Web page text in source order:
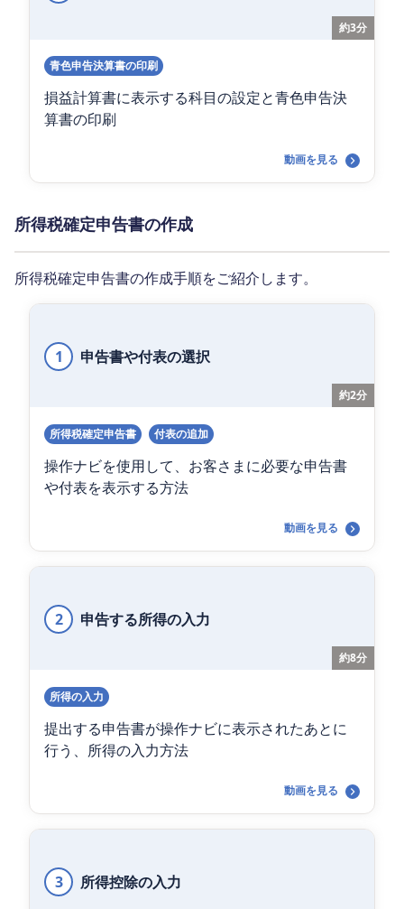
約3分
青色申告決算書の印刷
損益計算書に表示する科目の設定と青色申告決
算書の印刷
動画を見る
所得税確定申告書の作成
所得税確定申告書の作成手順をご紹介します。
1 申告書や付表の選択
約2分
所得税確定申告書 付表の追加
操作ナビを使用して、お客さまに必要な申告書
や付表を表示する方法
動画を見る
2 申告する所得の入力
約8分
所得の入力
提出する申告書が操作ナビに表示されたあとに
行う、所得の入力方法
動画を見る
3 所得控除の入力